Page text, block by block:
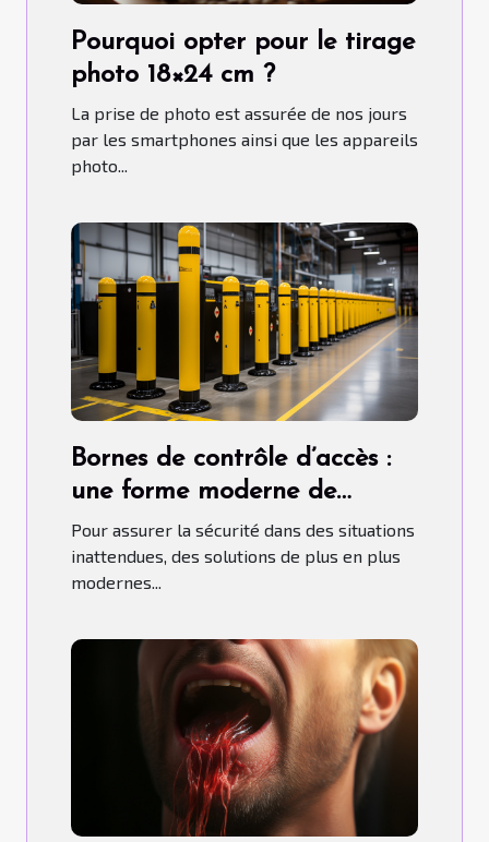
Pourquoi opter pour le tirage
photo 18×24 cm ?
La prise de photo est assurée de nos jours
par les smartphones ainsi que les appareils
photo...
Bornes de contrôle d’accès :
une forme moderne de
contrôle d'accès
Pour assurer la sécurité dans des situations
inattendues, des solutions de plus en plus
modernes...